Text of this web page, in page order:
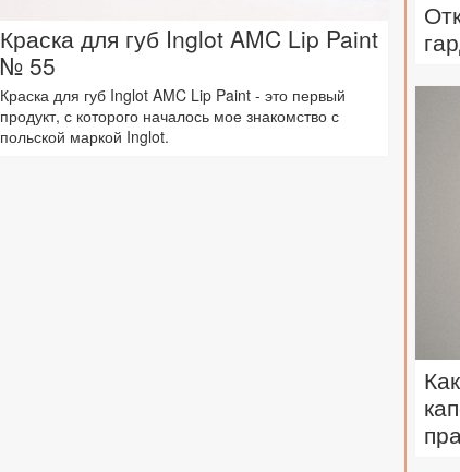
Краска для губ Inglot AMC Lip Paint
№ 55
Краска для губ Inglot AMC Lip Paint - это первый
продукт, с которого началось мое знакомство с
польской маркой Inglot.